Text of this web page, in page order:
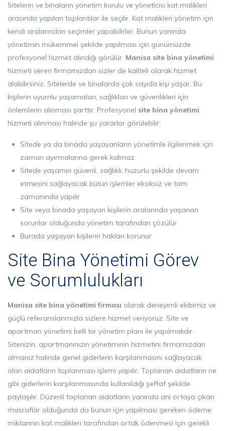
Sitelerin ve binaların yönetim kurulu ve yöneticisi kat malikleri
arasında yapılan toplantılar ile seçilir. Kat malikleri yönetim için
kendi aralarından seçimler yapabilirler. Bunun yanında
yönetimin mükemmel şekilde yapılması için günümüzde
profesyonel hizmet alındığı görülür. Manisa site bina yönetimi
hizmeti veren firmamızdan sizler de kaliteli olarak hizmet
alabilirsiniz. Sitelerde ve binalarda çok sayıda kişi yaşar. Bu
kişilerin uyumlu yaşamaları, sağlıkları ve güvenlikleri için
önlemlerin alınması şarttır. Profesyonel site bina yönetimi
hizmeti alınması halinde şu yararlar görülebilir:
Sitede ya da binada yaşayanların yönetimle ilgilenmek için
zaman ayırmalarına gerek kalmaz
Sitede yaşamın güvenli, sağlıklı, huzurlu şekilde devam
etmesini sağlayacak bütün işlemler eksiksiz ve tam
zamanında yapılır
Site veya binada yaşayan kişilerin aralarında yaşanan
sorunlar olduğunda yönetim tarafından çözülür
Burada yaşayan kişilerin hakları korunur
Site Bina Yönetimi Görev
ve Sorumlulukları
Manisa site bina yönetimi firması olarak deneyimli ekibimiz ve
güçlü referanslarımızla sizlere hizmet veriyoruz. Site ve
apartman yönetimi belli bir yönetim planı ile yapılmalıdır.
Sitenizin, apartmanınızın yönetiminin hizmetini firmamızdan
almanız halinde genel giderlerin karşılanmasını sağlayacak
olan aidatların toplanması işlemi yapılır. Toplanan aidatların ne
gibi giderlerin karşılanmasında kullanıldığı şeffaf şekilde
paylaşılır. Düzenli toplanan aidatların yanında ani ortaya çıkan
masraflar olduğunda da bunun için yapılması gereken ödeme
miktarının kat malikleri tarafından ortak ödenmesi için gerekli